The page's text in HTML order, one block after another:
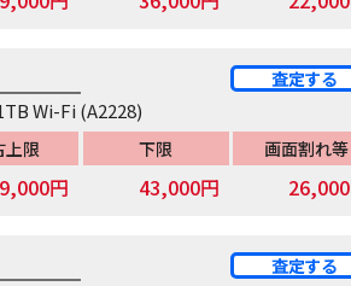
Wi-Fi (A2228)
査定する
上限
円
下限
43,000円
画面割れ等
査定する